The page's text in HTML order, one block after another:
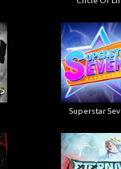
Superstar